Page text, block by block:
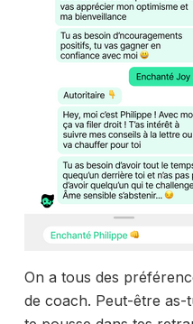
On a tous des
de coach. Peut-être as-